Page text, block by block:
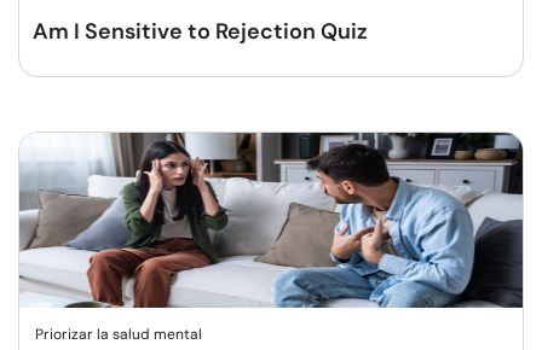
Am I Sensitive to Rejection Quiz
Priorizar la salud mental